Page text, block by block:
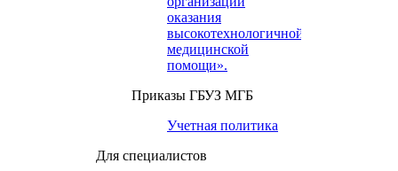
оказания
высокотехнологичной
медицинской
помощи».
Приказы ГБУЗ МГБ
Учетная политика
Для специалистов